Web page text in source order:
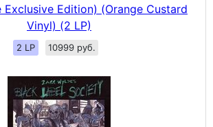
Exclusive Edition) (Orange Custard
Vinyl) (2 LP)
2 LP 10999 руб.